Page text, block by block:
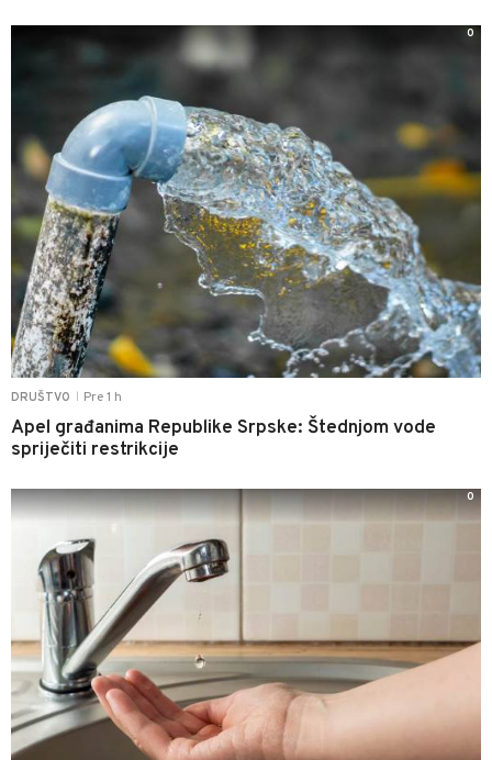
DRUŠTVO Pre 1 h
Apel građanima Republike Srpske: Štednjom vode
spriječiti restrikcije
0
0